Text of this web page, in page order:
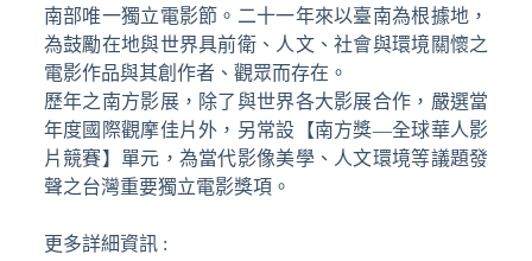
南部唯一獨立電影節。二十一年來以臺南為根據地，
為鼓勵在地與世界具前衛、人文、社會與環境關懷之
電影作品與其創作者、觀眾而存在。
歷年之南方影展，除了與世界各大影展合作，嚴選當
年度國際觀摩佳片外，另常設【南方獎—全球華人影
片競賽】單元，為當代影像美學、人文環境等議題發
聲之台灣重要獨立電影獎項。
更多詳細資訊 :